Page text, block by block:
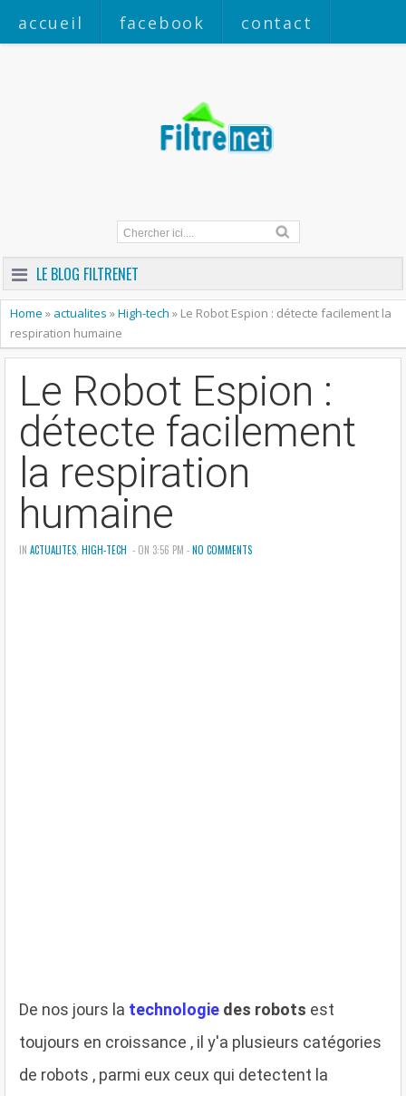
accueil facebook contact
LE BLOG FILTRENET
Home » actualites »High-tech » Le Robot Espion : détecte facilement la
respiration humaine
Le Robot Espion :
détecte facilement
la respiration
humaine
IN ACTUALITES HIGH-TECH - ON 3:56 PM -NO COMMENTS
De nos jours la technologie des robots est
toujours en croissance , il y'a plusieurs catégories
de robots , parmi eux ceux qui detectent la